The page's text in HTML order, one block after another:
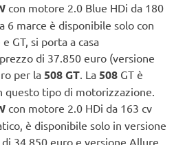
con motore 2.0 Blue HDi da 180
6 marce è disponibile solo con
GT, si porta a casa
di 37.850 euro (versione
per la 508 GT. La 508 GT è
questo tipo di motorizzazione.
con motore 2.0 HDi da 163 cv
è disponibile solo in versione
di 34.850 euro e versione Allure